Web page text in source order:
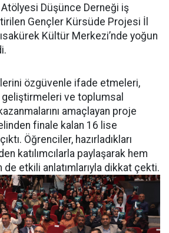
Düşünce Derneği iş
Gençler Kürsüde Projesi İl
Kültür Merkezi’nde yoğun
özgüvenle ifade etmeleri,
ve toplumsal
amaçlayan proje
finale kalan 16 lise
Öğrenciler, hazırladıkları
katılımcılarla paylaşarak hem
etkili anlatımlarıyla dikkat çekti.